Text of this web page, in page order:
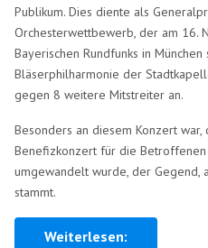
Publikum. Dies diente als
Orchesterwettbewerb, der am 16.
Bayerischen Rundfunks in
Bläserphilharmonie der
gegen 8 weitere Mitstreiter an.
Besonders an diesem Konzert
Benefizkonzert für die
umgewandelt wurde, der Gegend,
stammt.
Weiterlesen: